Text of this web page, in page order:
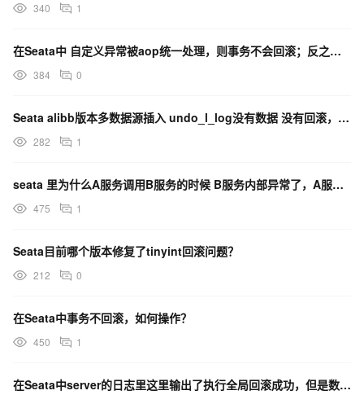
340 1
在Seata中 自定义异常被aop统一处理，则事务不会回滚；反之则事务会回滚如何解决？
384 0
Seata alibb版本多数据源插入 undo_l_log没有数据 没有回滚，咋回事?
282 1
seata 里为什么A服务调用B服务的时候 B服务内部异常了，A服务回滚的时候总是失败呢？
475 1
Seata目前哪个版本修复了tinyint回滚问题？
212 0
在Seata中事务不回滚，如何操作？
450 1
在Seata中server的日志里这里输出了执行全局回滚成功，但是数据实际上是没有回滚，如何解决？